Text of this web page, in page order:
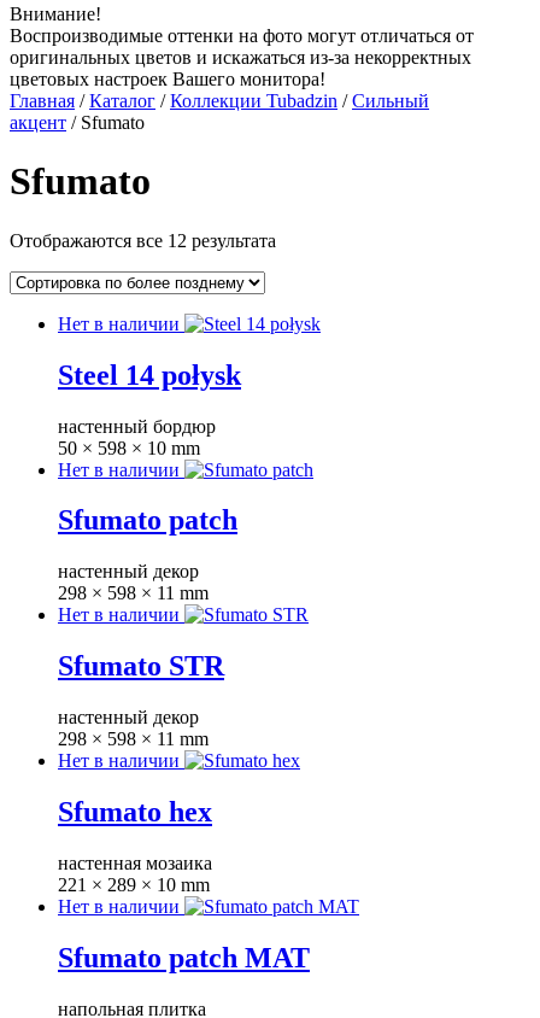
Внимание!
Воспроизводимые оттенки на фото могут отличаться от
оригинальных цветов и искажаться из-за некорректных
цветовых настроек Вашего монитора!
Главная /Каталог /Коллекции Tubadzin /Сильный
акцент / Sfumato
Sfumato
Отображаются все 12 результата
Нет в наличии
Steel 14 połysk
настенный бордюр
50 × 598 × 10 mm
Нет в наличии
Sfumato patch
настенный декор
298 × 598 × 11 mm
Нет в наличии
Sfumato STR
настенный декор
298 × 598 × 11 mm
Нет в наличии
Sfumato hex
настенная мозаика
221 × 289 × 10 mm
Нет в наличии
Sfumato patch MAT
напольная плитка